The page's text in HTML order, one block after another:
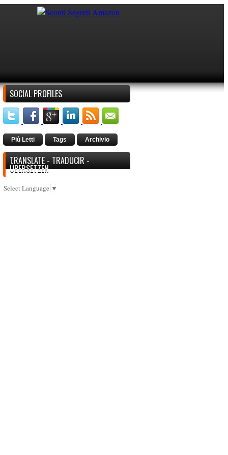
SOCIAL PROFILES
Più Letti Tags Archivio
TRANSLATE - TRADUCIR -
ÜBERSETZEN
Select Language ▼